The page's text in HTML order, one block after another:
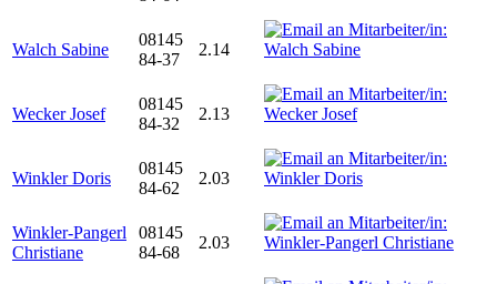
Walch Sabine
08145
84-37
2.14
Wecker Josef
08145
84-32
2.13
Winkler Doris
08145
84-62
2.03
Winkler-Pangerl
Christiane
08145
84-68
2.03